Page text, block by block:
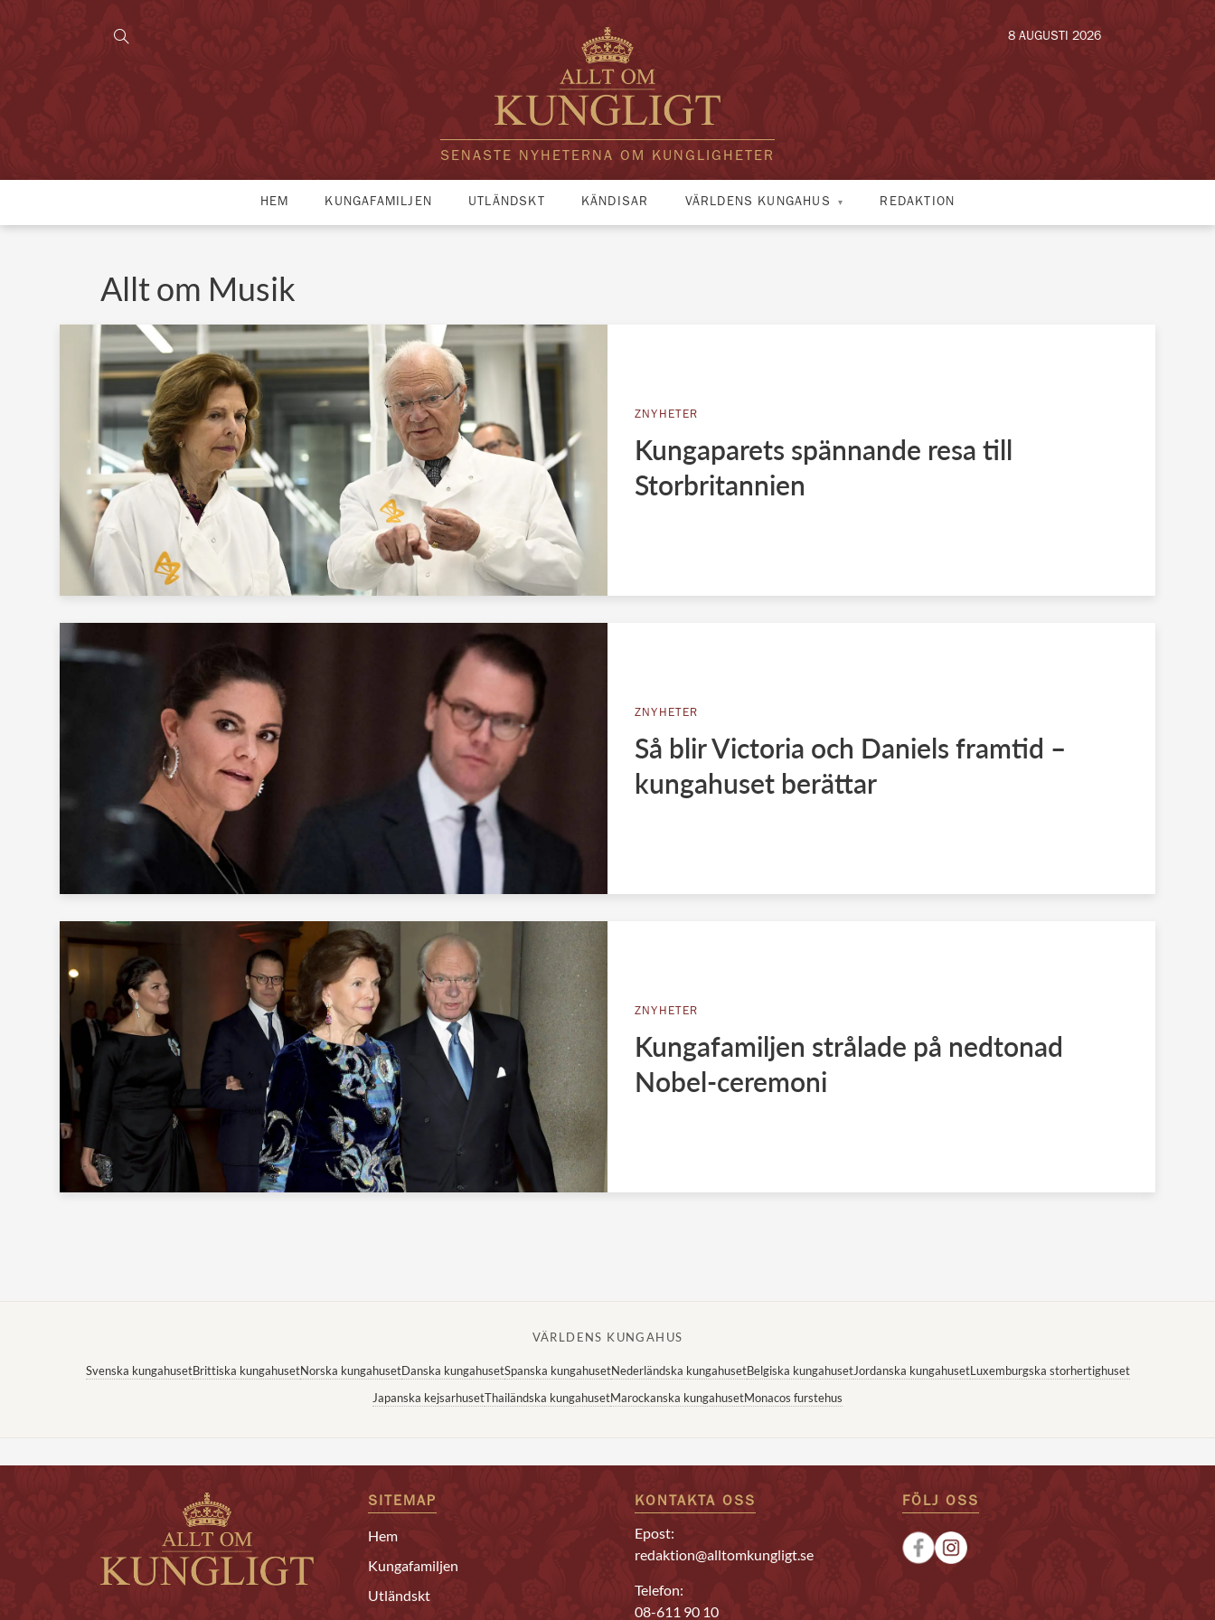
SENASTE NYHETERNA OM KUNGLIGHETER
8 AUGUSTI 2026
HEM KUNGAFAMILJEN UTLÄNDSKT KÄNDISAR VÄRLDENS KUNGAHUS REDAKTION
Allt om Musik
ZNYHETER
Kungaparets spännande resa till
Storbritannien
ZNYHETER
Så blir Victoria och Daniels framtid –
kungahuset berättar
ZNYHETER
Kungafamiljen strålade på nedtonad
Nobel-ceremoni
VÄRLDENS KUNGAHUS
Svenska kungahusetBrittiska kungahusetNorska kungahusetDanska kungahusetSpanska kungahusetNederländska kungahusetBelgiska kungahusetJordanska kungahusetLuxemburgska storhertighuset
Japanska kejsarhusetThailändska kungahusetMarockanska kungahusetMonacos furstehus
SITEMAP
Hem
Kungafamiljen
Utländskt
KONTAKTA OSS
Epost:
redaktion@alltomkungligt.se
Telefon:
08-611 90 10
FÖLJ OSS